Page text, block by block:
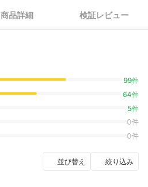
商品詳細 検証レビュー
99件
64件
5件
0件
0件
並び替え 絞り込み